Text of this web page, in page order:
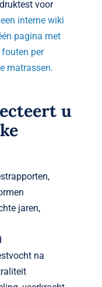
voor
interne wiki
pagina met
per
matrassen.
u
jaren,
na